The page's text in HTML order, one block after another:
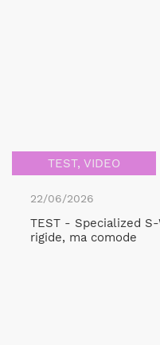
TEST, VIDEO
22/06/2026
TEST - Specialized
rigide, ma comode